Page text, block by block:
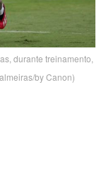
durante treinamento,
by Canon)